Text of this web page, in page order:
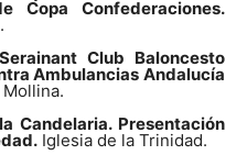
Copa Confederaciones.
Club Baloncesto
Ambulancias Andalucía
Candelaria. Presentación
Iglesia de la Trinidad.